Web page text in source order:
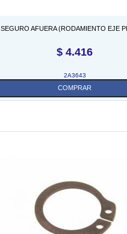
SEGURO AFUERA (RODAMIENTO EJE
$ 4.416
2A3643
COMPRAR